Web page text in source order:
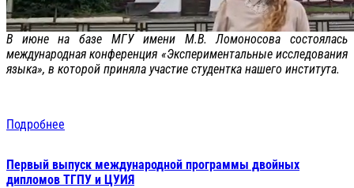
В июне на базе МГУ имени М.В. Ломоносова состоялась
международная конференция «Экспериментальные исследования
языка», в которой приняла участие студентка нашего института.
Подробнее
Первый выпуск международной программы двойных
дипломов ТГПУ и ЦУИЯ